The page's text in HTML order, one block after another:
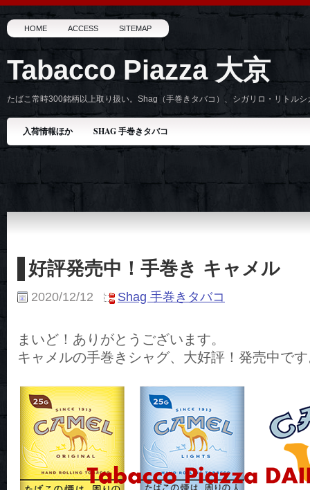
HOME ACCESS SITEMAP
Tabacco Piazza 大京
たばこ常時300銘柄以上取り扱い。Shag（手巻きタバコ）、シガリロ・リトル
入荷情報ほか SHAG 手巻きタバコ
好評発売中！手巻き キャメル
2020/12/12 Shag 手巻きタバコ
まいど！ありがとうございます。
キャメルの手巻きシャグ、大好評！発売中で